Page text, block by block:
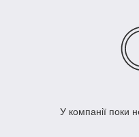
У компанії поки